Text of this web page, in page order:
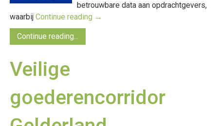
betrouwbare data aan opdrachtgevers,
waarbij Continue reading →
Continue reading...
Veilige
goederencorridor